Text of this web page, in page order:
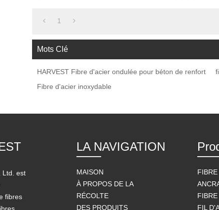
1
Mots Clé
HARVEST Fibre d'acier ondulée pour béton de renfort
Fibre d'acier inoxydable
Ltd. est
fibres
LA NAVIGATION
MAISON
À PROPOS DE LA
RÉCOLTE
DES PRODUITS
FIL